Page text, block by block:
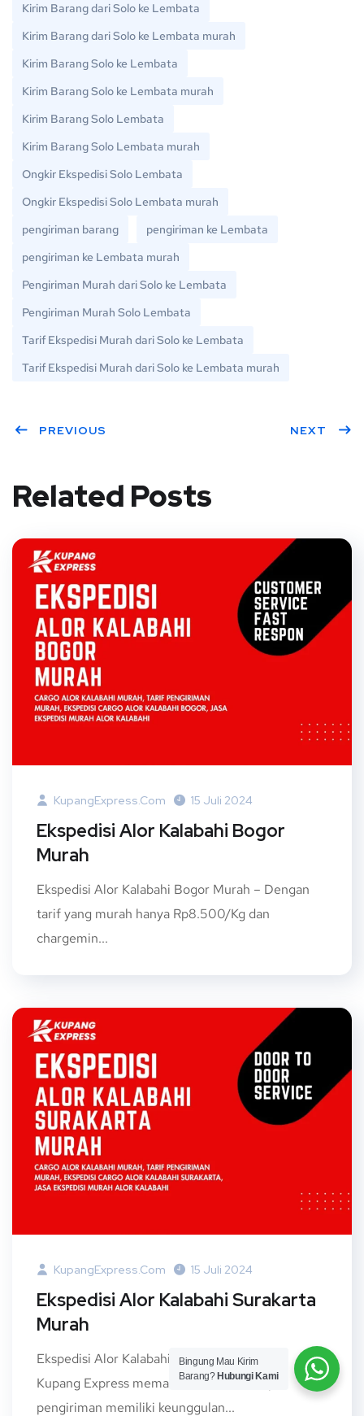
Kirim Barang dari Solo ke Lembata
Kirim Barang dari Solo ke Lembata murah
Kirim Barang Solo ke Lembata
Kirim Barang Solo ke Lembata murah
Kirim Barang Solo Lembata
Kirim Barang Solo Lembata murah
Ongkir Ekspedisi Solo Lembata
Ongkir Ekspedisi Solo Lembata murah
pengiriman barang
pengiriman ke Lembata
pengiriman ke Lembata murah
Pengiriman Murah dari Solo ke Lembata
Pengiriman Murah Solo Lembata
Tarif Ekspedisi Murah dari Solo ke Lembata
Tarif Ekspedisi Murah dari Solo ke Lembata murah
PREVIOUS NEXT
Related Posts
KupangExpress.com 15 Juli 2024
Ekspedisi Alor Kalabahi Bogor
Murah
Ekspedisi Alor Kalabahi Bogor Murah – Dengan
tarif yang murah hanya Rp8.500/Kg dan
chargemin...
KupangExpress.com 15 Juli 2024
Ekspedisi Alor Kalabahi Surakarta
Murah
Ekspedisi Alor Kalabahi Surakarta Murah –
Kupang Express memahami bahwa setiap
pengiriman memiliki keunggulan...
Bingung Mau Kirim
Barang? Hubungi Kami